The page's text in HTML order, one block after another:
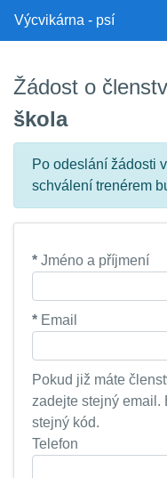
Výcvikárna - psí
Žádost o
škola
Po odeslání žádosti
schválení trenérem
* Jméno a příjmení
* Email
Pokud již máte
zadejte stejný email.
stejný kód.
Telefon